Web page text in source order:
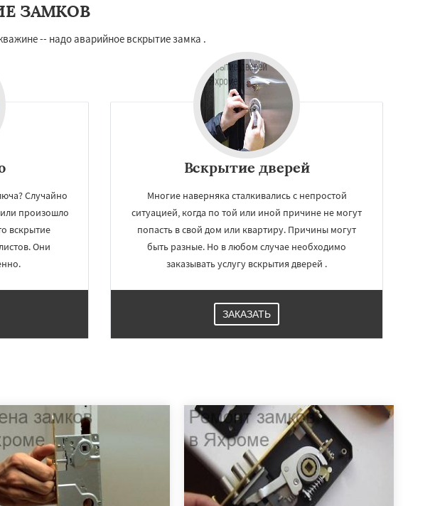
ЗАМКОВ
-- надо аварийное вскрытие замка .
Случайно
или произошло
вскрытие
Они
Вскрытие дверей
Многие наверняка сталкивались с непростой
ситуацией, когда по той или иной причине не могут
попасть в свой дом или квартиру. Причины могут
быть разные. Но в любом случае необходимо
заказывать услугу вскрытия дверей .
ЗАКАЗАТЬ